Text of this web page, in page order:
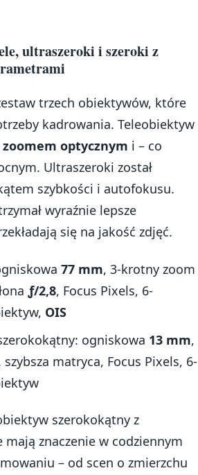
ultraszeroki i szeroki z
trzech obiektywów, które
kadrowania. Teleobiektyw
optycznym i – co
Ultraszeroki został
szybkości i autofokusu.
wyraźnie lepsze
się na jakość zdjęć.
77 mm, 3-krotny zoom
ƒ/2,8, Focus Pixels, 6-
OIS
ogniskowa 13 mm,
szybsza matryca, Focus Pixels, 6-
szerokokątny z
znaczenie w codziennym
– od scen o zmierzchu